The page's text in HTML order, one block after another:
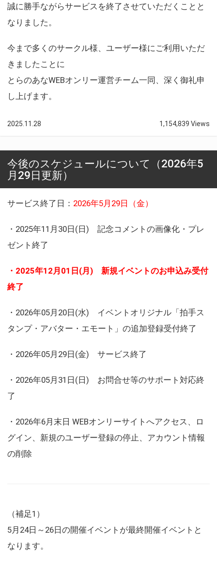
誠に勝手ながらサービスを終了させていただくことと
なりました。
今まで多くのサークル様、ユーザー様にご利用いただ
きましたことに
とらのあなWEBオンリー運営チーム一同、深く御礼申
し上げます。
2025.11.28 1,154,839 Views
今後のスケジュールについて（2026年5
月29日更新）
サービス終了日： 2026年5月29日（金）
・2025年11月30日(日) 記念コメントの画像化・プレ
ゼント終了
・2025年12月01日(月) 新規イベントのお申込み受付
終了
・2026年05月20日(水) イベントオリジナル「拍手ス
タンプ・アバター・エモート」の追加登録受付終了
・2026年05月29日(金) サービス終了
・2026年05月31日(日) お問合せ等のサポート対応終
了
・2026年6月末日 WEBオンリーサイトへアクセス、ロ
グイン、新規のユーザー登録の停止、アカウント情報
の削除
（補足1）
5月24日～26日の開催イベントが最終開催イベントと
なります。